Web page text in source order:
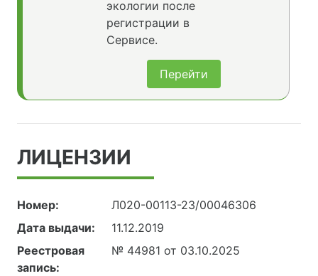
экологии после
регистрации в
Сервисе.
Перейти
ЛИЦЕНЗИИ
Номер:
Л020-00113-23/00046306
Дата выдачи:
11.12.2019
Реестровая
запись:
№ 44981 от 03.10.2025